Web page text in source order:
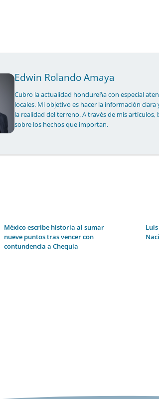
Edwin Rolando Amaya
Cubro la actualidad hondureña con especial
locales. Mi objetivo es hacer la información
la realidad del terreno. A través de mis
sobre los hechos que importan.
México escribe historia al sumar
nueve puntos tras vencer con
contundencia a Chequia